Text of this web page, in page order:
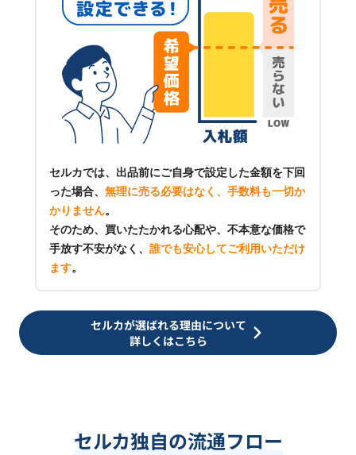
セルカでは、出品前にご自身で設定した金額を下回
った場合、 無理に売る必要はなく、手数料も一切か
かりません。
そのため、買いたたかれる心配や、不本意な価格で
手放す不安がなく、 誰でも安心してご利用いただけ
ます。
セルカが選ばれる理由について
詳しくはこちら
セルカ独自の流通フロー